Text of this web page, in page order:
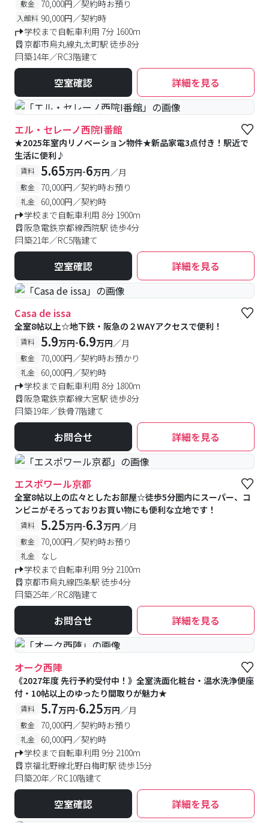
敷金 70,000円／契約時お預り
入館料 90,000円／契約時
学校まで自転車利用 7分 1600m
京都市烏丸線丸太町駅 徒歩8分
築14年／RC3階建て
空室確認 詳細を見る
#予約受付中 #空室待ち
エル・セレーノ西院I番館
★2025年室内リノベーション物件★新品家電3点付き！駅近で
生活に便利♪
賃料 5.65万円-6万円／月
敷金 70,000円／契約時お預り
礼金
60,000円／契約時
学校まで自転車利用 8分 1900m
阪急電鉄京都線西院駅 徒歩4分
築21年／RC5階建て
空室確認 詳細を見る
Casa de issa
全室8帖以上☆地下鉄・阪急の２WAYアクセスで便利！
賃料 5.9万円-6.9万円／月
敷金 70,000円／契約時お預かり
礼金
60,000円／契約時
学校まで自転車利用 8分 1800m
阪急電鉄京都線大宮駅 徒歩8分
築19年／鉄骨7階建て
お問合せ 詳細を見る
エスポワール京都
全室8帖以上の広々としたお部屋☆徒歩5分圏内にスーパー、コ
ンビニがそろっておりお買い物にも便利な立地です！
賃料 5.25万円-6.3万円／月
敷金 70,000円／契約時お預り
礼金
なし
学校まで自転車利用 9分 2100m
京都市烏丸線四条駅 徒歩4分
築25年／RC8階建て
お問合せ 詳細を見る
#予約受付中 #空室待ち
オーク西陣
《2027年度 先行予約受付中！》全室洗面化粧台・温水洗浄便座
付・10帖以上のゆったり間取りが魅力★
賃料 5.7万円-6.25万円／月
敷金 70,000円／契約時お預り
礼金
60,000円／契約時
学校まで自転車利用 9分 2100m
京福北野線北野白梅町駅 徒歩15分
築20年／RC10階建て
空室確認 詳細を見る